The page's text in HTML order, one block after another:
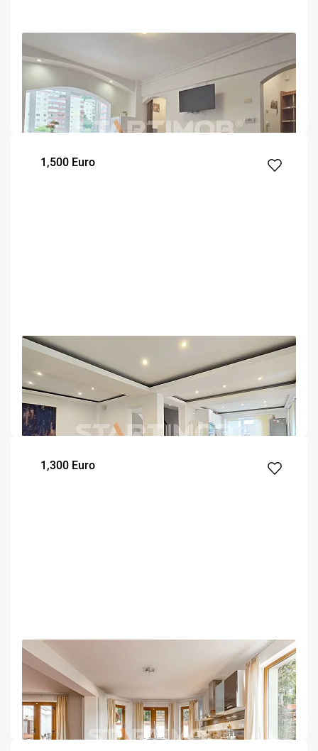
COMISION 50%
Garsoniera mobilata Racadau
Brasov
32
m²
1
dormitor
3
Etaj
1,500 Euro
OFERTA NOUA EXCLUSIVITATE COMISION 0%
Vila mobilata 5 camere cu garaj Brasov
Brasov
290 4
1,300 Euro
OFERTA NOUA COMISION 50%
Vila mobilata ultracentral Brasov
Brasov
345
dormitoare